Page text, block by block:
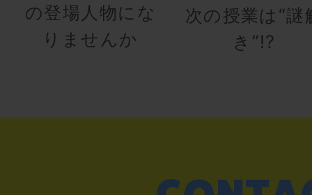
の登場人物にな
りませんか
次の授業は“謎
き”!?